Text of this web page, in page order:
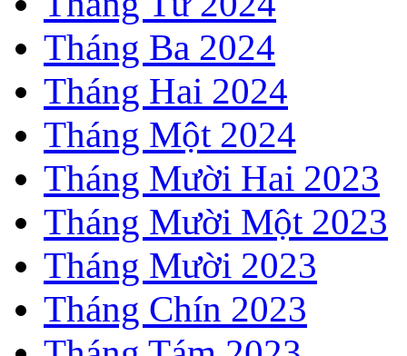
Tháng Ba 2024
Tháng Hai 2024
Tháng Một 2024
Tháng Mười Hai 2023
Tháng Mười Một 2023
Tháng Mười 2023
Tháng Chín 2023